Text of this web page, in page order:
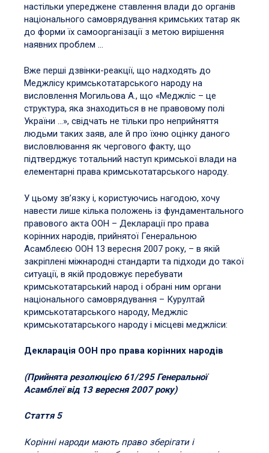
настільки упереджене ставлення влади до органів
національного самоврядування кримських татар як
до форми їх самоорганізації з метою вирішення
наявних проблем …
Вже перші дзвінки-реакції, що надходять до
Меджлісу кримськотатарського народу на
висловлення Могильова А., що «Меджліс – це
структура, яка знаходиться в не правовому полі
України …», свідчать не тільки про неприйняття
людьми таких заяв, але й про їхню оцінку даного
висловлювання як чергового факту, що
підтверджує тотальний наступ кримської влади на
елементарні права кримськотатарського народу.
У цьому зв’язку і, користуючись нагодою, хочу
навести лише кілька положень із фундаментального
правового акта ООН – Декларації про права
корінних народів, прийнятої Генеральною
Асамблеєю ООН 13 вересня 2007 року, – в якій
закріплені міжнародні стандарти та підходи до такої
ситуації, в якій продовжує перебувати
кримськотатарський народ і обрані ним органи
національного самоврядування – Курултай
кримськотатарського народу, Меджліс
кримськотатарського народу і місцеві меджліси:
Декларація ООН про права корінних народів
(Прийнята резолюцією 61/295 Генеральної
Асамблеї від 13 вересня 2007 року)
Стаття 5
Корінні народи мають право зберігати і